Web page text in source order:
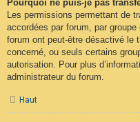
Pourquoi ne puis-je pas
Les permissions permettant de
accordées par forum, par
forum ont peut-être désactivé le
concerné, ou seuls certains
autorisation. Pour plus
administrateur du forum.
Haut